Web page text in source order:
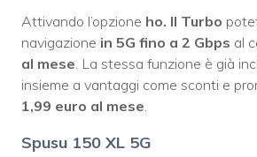
Attivando l’opzione ho. Il Turbo
navigazione in 5G fino a 2 Gbps al
al mese. La stessa funzione è già
insieme a vantaggi come sconti e
1,99 euro al mese.
Spusu 150 XL 5G